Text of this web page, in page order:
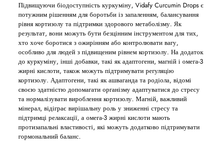
Підвищуючи біодоступність куркуміну, Vidafy Curcumin Drops є
потужним рішенням для боротьби із запаленням, балансування
рівня кортизолу та підтримки здорового метаболізму. Як
результат, вони можуть бути безцінним інструментом для тих,
хто хоче боротися з ожирінням або контролювати вагу,
особливо для людей з підвищеним рівнем кортизолу. На додаток
до куркуміну, інші добавки, такі як адаптогени, магній і омега-3
жирні кислоти, також можуть підтримувати регуляцію
кортизолу. Адаптогени, такі як ашваганда та родіола, відомі
своєю здатністю допомагати організму адаптуватися до стресу
та нормалізувати вироблення кортизолу. Магній, важливий
мінерал, відіграє вирішальну роль у зниженні стресу та
підтримці релаксації, а омега-3 жирні кислоти мають
протизапальні властивості, які можуть додатково підтримувати
гормональний баланс.